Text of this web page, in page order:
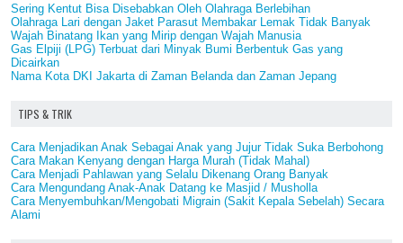
Sering Kentut Bisa Disebabkan Oleh Olahraga Berlebihan
Olahraga Lari dengan Jaket Parasut Membakar Lemak Tidak Banyak
Wajah Binatang Ikan yang Mirip dengan Wajah Manusia
Gas Elpiji (LPG) Terbuat dari Minyak Bumi Berbentuk Gas yang
Dicairkan
Nama Kota DKI Jakarta di Zaman Belanda dan Zaman Jepang
TIPS & TRIK
Cara Menjadikan Anak Sebagai Anak yang Jujur Tidak Suka Berbohong
Cara Makan Kenyang dengan Harga Murah (Tidak Mahal)
Cara Menjadi Pahlawan yang Selalu Dikenang Orang Banyak
Cara Mengundang Anak-Anak Datang ke Masjid / Musholla
Cara Menyembuhkan/Mengobati Migrain (Sakit Kepala Sebelah) Secara
Alami